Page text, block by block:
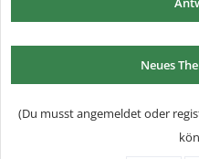
Neues
(Du musst angemeldet oder